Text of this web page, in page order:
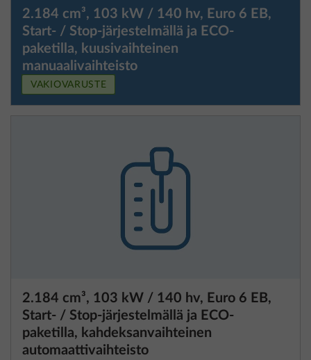
2.184 cm³, 103 kW / 140 hv, Euro 6 EB,
Start- / Stop-järjestelmällä ja ECO-
paketilla, kuusivaihteinen
manuaalivaihteisto
VAKIOVARUSTE
2.184 cm³, 103 kW / 140 hv, Euro 6 EB,
Start- / Stop-järjestelmällä ja ECO-
paketilla, kahdeksanvaihteinen
automaattivaihteisto